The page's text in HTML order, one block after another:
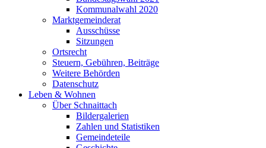
Kommunalwahl 2020
Marktgemeinderat
Ausschüsse
Sitzungen
Ortsrecht
Steuern, Gebühren, Beiträge
Weitere Behörden
Datenschutz
Leben & Wohnen
Über Schnaittach
Bildergalerien
Zahlen und Statistiken
Gemeindeteile